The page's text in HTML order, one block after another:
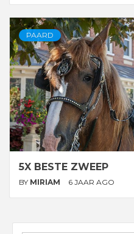
PAARD
5X BESTE ZWEEP
BY MIRIAM 6 JAAR AGO